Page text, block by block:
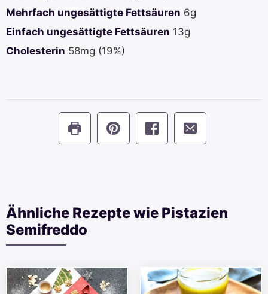
Mehrfach ungesättigte Fettsäuren 6g
Einfach ungesättigte Fettsäuren 13g
Cholesterin 58mg (19%)
Ähnliche Rezepte wie Pistazien
Semifreddo